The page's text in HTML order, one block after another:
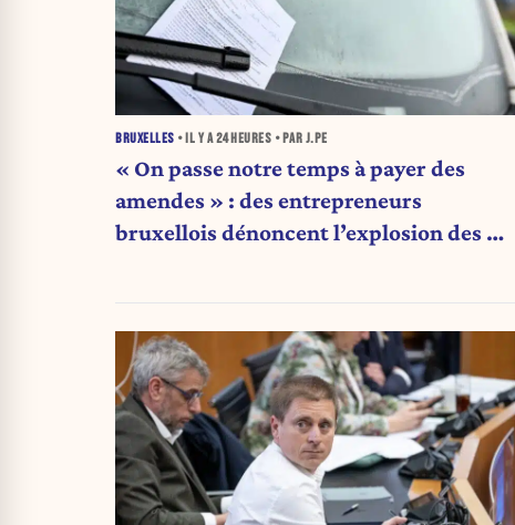
BRUXELLES • IL Y A24 HEURES • PAR J.PE
« On passe notre temps à payer des
amendes » : des entrepreneurs
bruxellois dénoncent l’explosion des PV